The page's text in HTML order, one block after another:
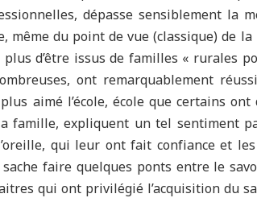
dépasse sensiblement la
même du point de vue (classique) de
d’être issus de familles « rurales
ont remarquablement
aimé l’école, école que certains
famille, expliquent un tel sentiment
qui leur ont fait confiance et
sache faire quelques ponts entre le
qui ont privilégié l’acquisition du